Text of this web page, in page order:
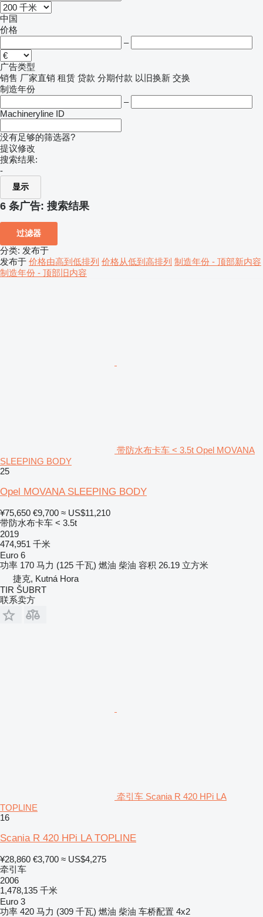
中国
价格
–
广告类型
销售 厂家直销 租赁 贷款 分期付款 以旧换新 交换
制造年份
–
Machineryline ID
没有足够的筛选器?
提议修改
搜索结果:
-
显示
6 条广告: 搜索结果
过滤器
分类: 发布于
发布于 价格由高到低排列 价格从低到高排列 制造年份 - 顶部新内容
制造年份 - 顶部旧内容
带防水布卡车 < 3.5t Opel MOVANA
SLEEPING BODY
25
Opel MOVANA SLEEPING BODY
¥75,650 €9,700 ≈ US$11,210
带防水布卡车 < 3.5t
2019
474,951 千米
Euro 6
功率 170 马力 (125 千瓦) 燃油 柴油 容积 26.19 立方米
捷克, Kutná Hora
TIR ŠUBRT
联系卖方
牵引车 Scania R 420 HPi LA
TOPLINE
16
Scania R 420 HPi LA TOPLINE
¥28,860 €3,700 ≈ US$4,275
牵引车
2006
1,478,135 千米
Euro 3
功率 420 马力 (309 千瓦) 燃油 柴油 车桥配置 4x2